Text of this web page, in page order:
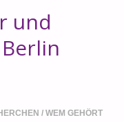
und
/WEM GEHÖRT